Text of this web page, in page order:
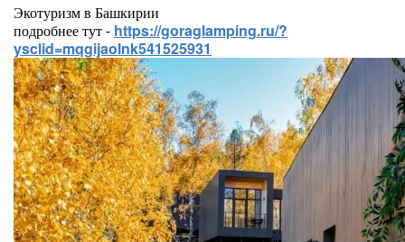
Экотуризм в Башкирии
подробнее тут - https://goraglamping.ru/?
ysclid=mqgijaolnk541525931